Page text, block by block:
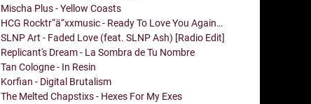
Mischa Plus - Yellow Coasts
HCG Rocktr“ä“xxmusic - Ready To Love You Again…
SLNP Art - Faded Love (feat. SLNP Ash) [Radio Edit]
Replicant's Dream - La Sombra de Tu Nombre
Tan Cologne - In Resin
Korfian - Digital Brutalism
The Melted Chapstixs - Hexes For My Exes